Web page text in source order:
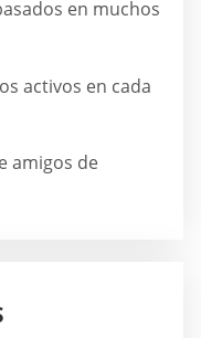
en muchos
activos en cada
amigos de